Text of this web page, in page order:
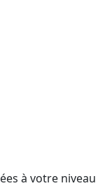
à votre niveau